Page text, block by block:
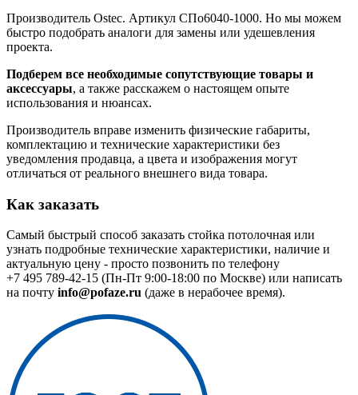
Производитель Ostec. Артикул СПо6040-1000. Но мы можем
быстро подобрать аналоги для замены или удешевления
проекта.
Подберем все необходимые сопутствующие товары и
аксессуары, а также расскажем о настоящем опыте
использования и нюансах.
Производитель вправе изменить физические габариты,
комплектацию и технические характеристики без
уведомления продавца, а цвета и изображения могут
отличаться от реального внешнего вида товара.
Как заказать
Самый быстрый способ заказать стойка потолочная или
узнать подробные технические характеристики, наличие и
актуальную цену - просто позвонить по телефону
+7 495 789-42-15 (Пн-Пт 9:00-18:00 по Москве) или написать
на почту info@pofaze.ru (даже в нерабочее время).